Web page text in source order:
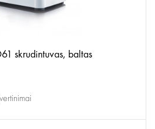
skrudintuvas, baltas